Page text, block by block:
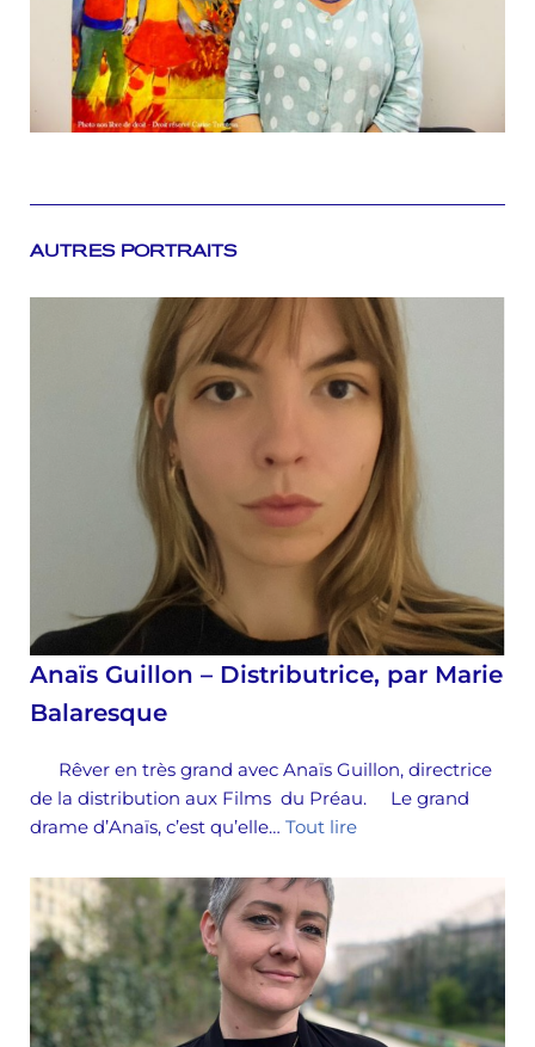
AUTRES PORTRAITS
Anaïs Guillon – Distributrice, par Marie
Balaresque
Rêver en très grand avec Anaïs Guillon, directrice
de la distribution aux Films du Préau. Le grand
drame d’Anaïs, c’est qu’elle… Tout lire